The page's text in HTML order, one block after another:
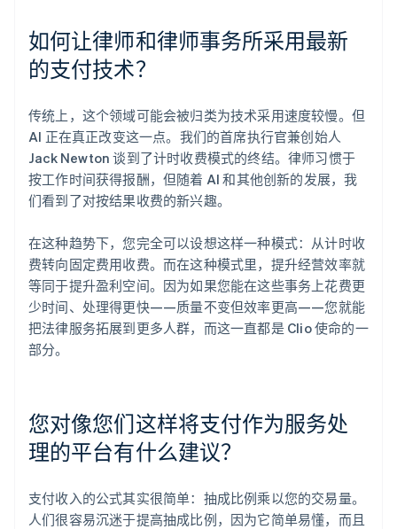
如何让律师和律师事务所采用最新
的支付技术？
传统上，这个领域可能会被归类为技术采用速度较慢。但
AI 正在真正改变这一点。我们的首席执行官兼创始人
Jack Newton 谈到了计时收费模式的终结。律师习惯于
按工作时间获得报酬，但随着 AI 和其他创新的发展，我
们看到了对按结果收费的新兴趣。
在这种趋势下，您完全可以设想这样一种模式：从计时收
费转向固定费用收费。而在这种模式里，提升经营效率就
等同于提升盈利空间。因为如果您能在这些事务上花费更
少时间、处理得更快——质量不变但效率更高——您就能
把法律服务拓展到更多人群，而这一直都是 Clio 使命的一
部分。
您对像您们这样将支付作为服务处
理的平台有什么建议？
支付收入的公式其实很简单：抽成比例乘以您的交易量。
人们很容易沉迷于提高抽成比例，因为它简单易懂，而且